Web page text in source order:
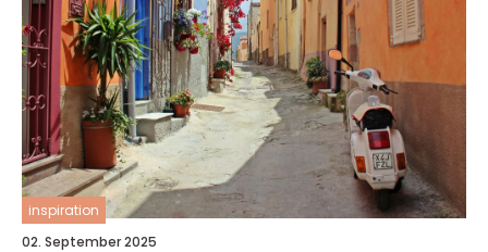
inspiration
02. September 2025